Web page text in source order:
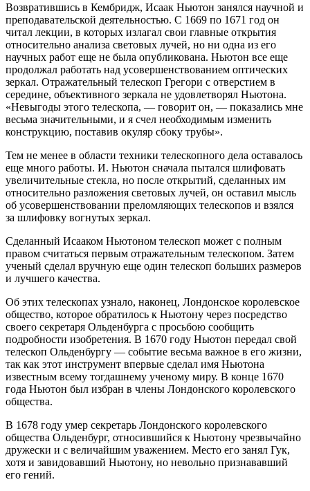
Возвратившись в Кембридж, Исаак Ньютон занялся научной и
преподавательской деятельностью. С 1669 по 1671 год он
читал лекции, в которых излагал свои главные открытия
относительно анализа световых лучей, но ни одна из его
научных работ еще не была опубликована. Ньютон все еще
продолжал работать над усовершенствованием оптических
зеркал. Отражательный телескоп Грегори с отверстием в
середине, объективного зеркала не удовлетворял Ньютона.
«Невыгоды этого телескопа, — говорит он, — показались мне
весьма значительными, и я счел необходимым изменить
конструкцию, поставив окуляр сбоку трубы».
Тем не менее в области техники телескопного дела оставалось
еще много работы. И. Ньютон сначала пытался шлифовать
увеличительные стекла, но после открытий, сделанных им
относительно разложения световых лучей, он оставил мысль
об усовершенствовании преломляющих телескопов и взялся
за шлифовку вогнутых зеркал.
Сделанный Исааком Ньютоном телескоп может с полным
правом считаться первым отражательным телескопом. Затем
ученый сделал вручную еще один телескоп больших размеров
и лучшего качества.
Об этих телескопах узнало, наконец, Лондонское королевское
общество, которое обратилось к Ньютону через посредство
своего секретаря Ольденбурга с просьбою сообщить
подробности изобретения. В 1670 году Ньютон передал свой
телескоп Ольденбургу — событие весьма важное в его жизни,
так как этот инструмент впервые сделал имя Ньютона
известным всему тогдашнему ученому миру. В конце 1670
года Ньютон был избран в члены Лондонского королевского
общества.
В 1678 году умер секретарь Лондонского королевского
общества Ольденбург, относившийся к Ньютону чрезвычайно
дружески и с величайшим уважением. Место его занял Гук,
хотя и завидовавший Ньютону, но невольно признававший
его гений.